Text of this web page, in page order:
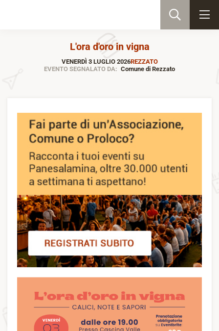
L'ora d'oro in vigna
VENERDÌ 3 LUGLIO 2026REZZATO
EVENTO SEGNALATO DA: Comune di Rezzato